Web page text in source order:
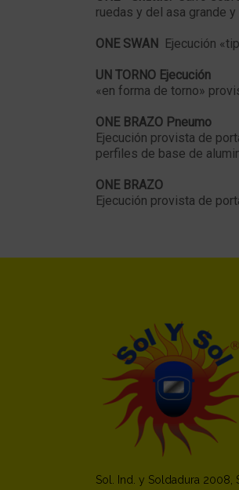
ruedas y del asa grande
ONE SWAN Ejecución
UN TORNO Ejecución
«en forma de torno»
ONE BRAZO Pneumo
Ejecución provista de
perfiles de base de
ONE BRAZO
Ejecución provista de
Sol. Ind. y Soldadura 2008,